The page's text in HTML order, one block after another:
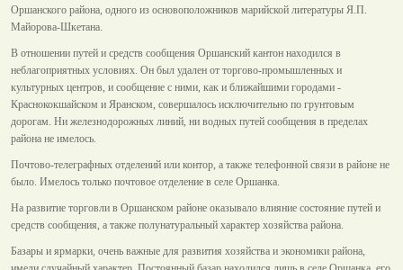
Оршанского района, одного из основоположников марийской литературы Я.П.
Майорова-Шкетана.
В отношении путей и средств сообщения Оршанский кантон находился в
неблагоприятных условиях. Он был удален от торгово-промышленных и
культурных центров, и сообщение с ними, как и ближайшими городами -
Краснококшайском и Яранском, совершалось исключительно по грунтовым
дорогам. Ни железнодорожных линий, ни водных путей сообщения в пределах
района не имелось.
Почтово-телеграфных отделений или контор, а также телефонной связи в районе не
было. Имелось только почтовое отделение в селе Оршанка.
На развитие торговли в Оршанском районе оказывало влияние состояние путей и
средств сообщения, а также полунатуральный характер хозяйства района.
Базары и ярмарки, очень важные для развития хозяйства и экономики района,